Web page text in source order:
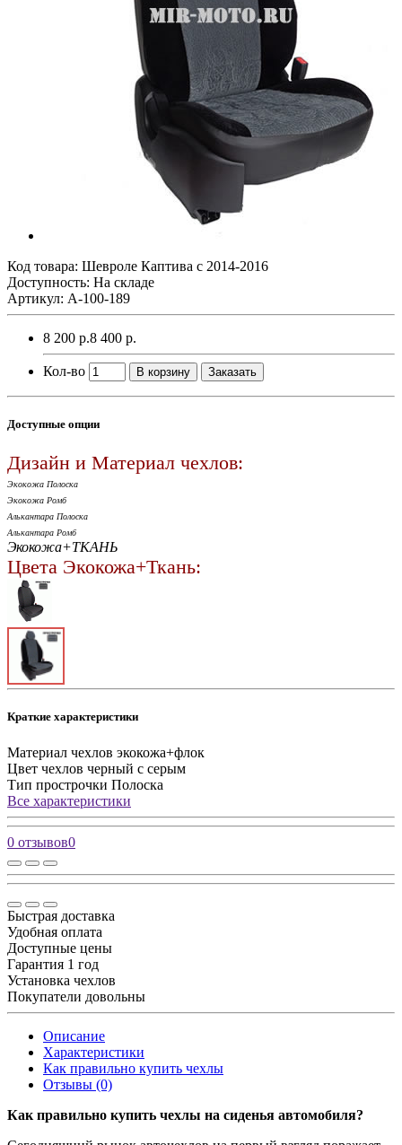
Код товара: Шевроле Каптива с 2014-2016
Доступность: На складе
Артикул: A-100-189
8 200 р.8 400 р.
Кол-во В корзину Заказать
Доступные опции
Дизайн и Материал чехлов:
Экокожа Полоска
Экокожа Ромб
Алькантара Полоска
Алькантара Ромб
Экокожа+ТКАНЬ
Цвета Экокожа+Ткань:
Краткие характеристики
Материал чехлов экокожа+флок
Цвет чехлов черный с серым
Тип прострочки Полоска
Все характеристики
0 отзывов0
Быстрая доставка
Удобная оплата
Доступные цены
Гарантия 1 год
Установка чехлов
Покупатели довольны
Описание
Характеристики
Как правильно купить чехлы
Отзывы (0)
Как правильно купить чехлы на сиденья автомобиля?